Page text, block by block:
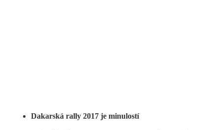
Dakarská rally 2017 je minulostí